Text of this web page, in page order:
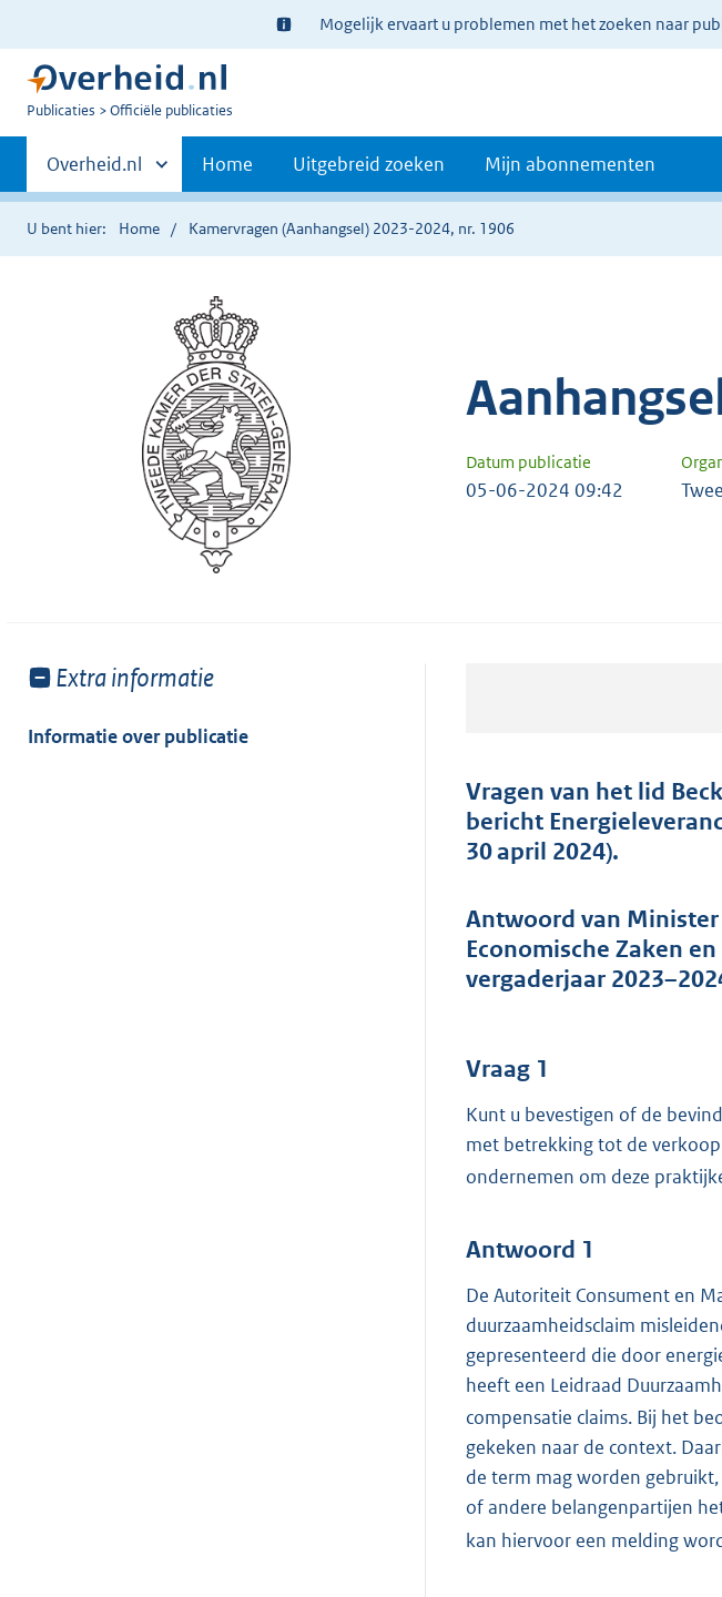
Ter
informatie:
Mogelijk ervaart u problemen met het zoeken naar
U
Publicaties Officiële publicaties
Primaire
navigatie
Andere
sites
binnen
Overheid.nl Home Uitgebreid zoeken Mijn abonnementen
U bent hier: Home Kamervragen (Aanhangsel) 2023-2024, nr. 1906
Datum publicatie
05-06-2024 09:42
Toon
van:
Extra informatie
Informatie over publicatie
Vragen van het lid
bericht
30 april 2024).
Antwoord van Minister
Economische Zaken
vergaderjaar
Vraag 1
Kunt u bevestigen of de
met betrekking tot de verkoop
ondernemen om deze
Antwoord 1
De Autoriteit Consument en
duurzaamheidsclaim
gepresenteerd die door
heeft een Leidraad
compensatie claims. Bij het
gekeken naar de context.
de term mag worden
of andere belangenpartijen
kan hiervoor een melding